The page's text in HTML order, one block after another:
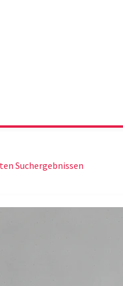
Suchergebnissen